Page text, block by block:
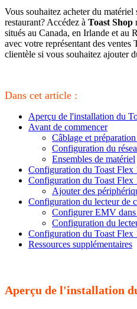
Vous souhaitez acheter du
restaurant? Accédez à Toast Shop
situés au Canada, en Irlande et au
avec votre représentant des ventes
clientèle si vous souhaitez ajouter
Dans cet article :
Aperçu de l'installation du
Avant de commencer
Câblage et
Configuration du
Ensembles de matériel
Configuration du Toast Flex
Configuration du Toast Flex
Ajouter des
Configuration du lecteur de
Configurer EMV
Configuration du
Configuration du Toast Flex
Ressources supplémentaires
Aperçu de l'installation